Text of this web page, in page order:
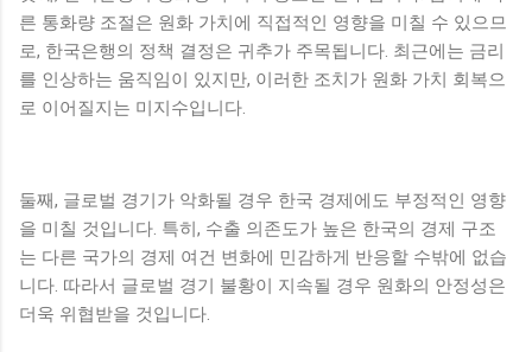
른 통화량 조절은 원화 가치에 직접적인 영향을 미칠 수 있으므
로, 한국은행의 정책 결정은 귀추가 주목됩니다. 최근에는 금리
를 인상하는 움직임이 있지만, 이러한 조치가 원화 가치 회복으
로 이어질지는 미지수입니다.
둘째, 글로벌 경기가 악화될 경우 한국 경제에도 부정적인 영향
을 미칠 것입니다. 특히, 수출 의존도가 높은 한국의 경제 구조
는 다른 국가의 경제 여건 변화에 민감하게 반응할 수밖에 없습
니다. 따라서 글로벌 경기 불황이 지속될 경우 원화의 안정성은
더욱 위협받을 것입니다.